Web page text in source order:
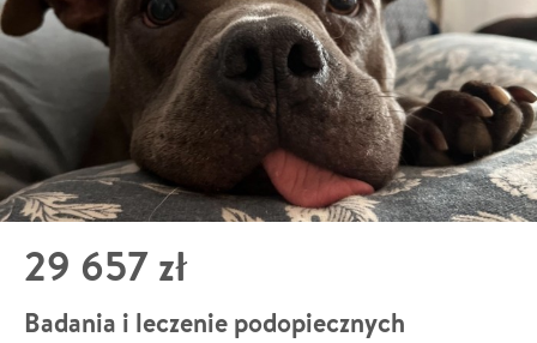
29 657 zł
Badania i leczenie podopiecznych